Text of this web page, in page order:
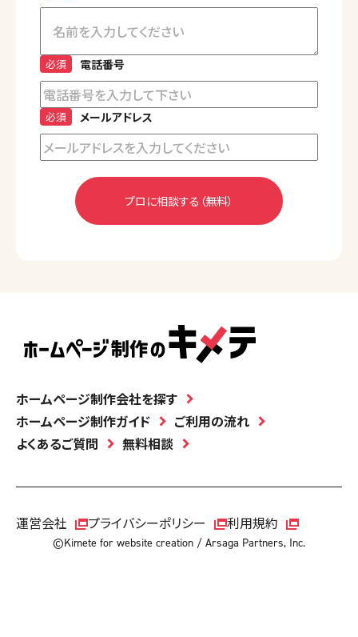
電話番号
必須
メールアドレス
必須
ホームページ制作会社を探す
ホームページ制作ガイド
ご利用の流れ
よくあるご質問
無料相談
運営会社 プライバシーポリシー 利用規約
©Kimete for website creation / Arsaga Partners, Inc.